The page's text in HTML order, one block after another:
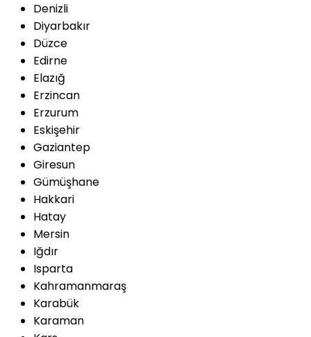
Denizli
Diyarbakır
Düzce
Edirne
Elazığ
Erzincan
Erzurum
Eskişehir
Gaziantep
Giresun
Gümüşhane
Hakkari
Hatay
Mersin
Iğdır
Isparta
Kahramanmaraş
Karabük
Karaman